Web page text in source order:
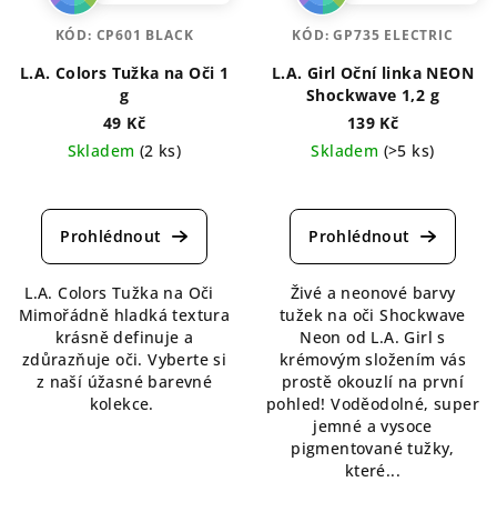
L.A. Colors Tužka na Oči 1
g
49 Kč
Skladem (2 ks)
hodnocení
produktu
z
5
hvězdiček.
L.A. Colors Tužka na Oči
Mimořádně hladká textura
krásně definuje a
zdůrazňuje oči. Vyberte si
z naší úžasné barevné
kolekce.
KÓD: CP601 BLACK
L.A. Girl Oční linka NEON
Shockwave 1,2 g
139 Kč
Skladem (>5 ks)
hodnocení
produktu
z
5
hvězdiček.
Živé a neonové barvy
tužek na oči Shockwave
Neon od L.A. Girl s
krémovým složením vás
prostě okouzlí na první
pohled! Voděodolné, super
jemné a vysoce
pigmentované tužky,
které...
KÓD:GP735 ELECTRIC